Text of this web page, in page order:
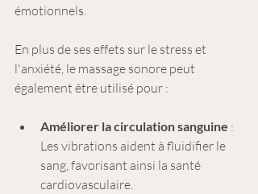
émotionnels.
En plus de ses effets sur le stress et
l'anxiété, le massage sonore peut
également être utilisé pour :
Améliorer la circulation sanguine :
Les vibrations aident à fluidifier le
sang, favorisant ainsi la santé
cardiovasculaire.